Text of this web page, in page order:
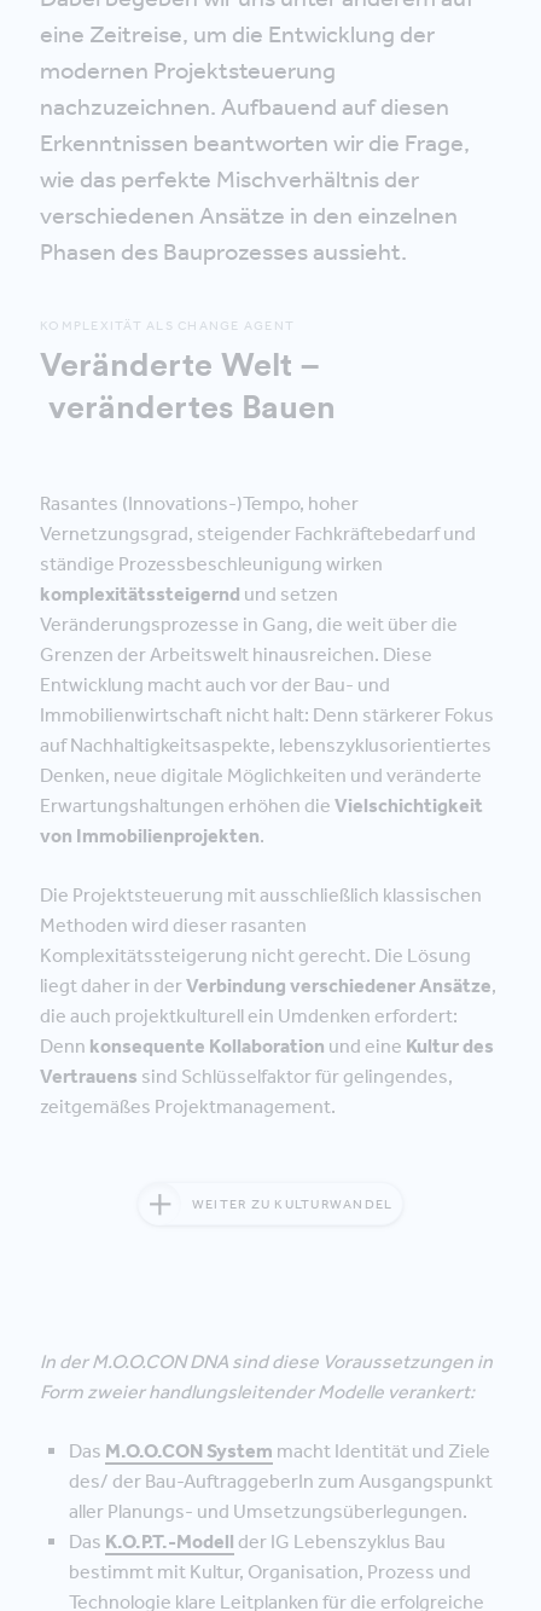
eine Zeitreise, um die Entwicklung der
modernen Projektsteuerung
nachzuzeichnen. Aufbauend auf diesen
Erkenntnissen beantworten wir die Frage,
wie das perfekte Mischverhältnis der
verschiedenen Ansätze in den einzelnen
Phasen des Bauprozesses aussieht.
KOMPLEXITÄT ALS CHANGE AGENT
Veränderte Welt –
verändertes Bauen
Rasantes (Innovations-)Tempo, hoher
Vernetzungsgrad, steigender Fachkräftebedarf und
ständige Prozessbeschleunigung wirken
komplexitätssteigernd und setzen
Veränderungsprozesse in Gang, die weit über die
Grenzen der Arbeitswelt hinausreichen. Diese
Entwicklung macht auch vor der Bau- und
Immobilienwirtschaft nicht halt: Denn stärkerer Fokus
auf Nachhaltigkeitsaspekte, lebenszyklusorientiertes
Denken, neue digitale Möglichkeiten und veränderte
Erwartungshaltungen erhöhen die Vielschichtigkeit
von Immobilienprojekten.
Die Projektsteuerung mit ausschließlich klassischen
Methoden wird dieser rasanten
Komplexitätssteigerung nicht gerecht. Die Lösung
liegt daher in derVerbindung verschiedener Ansätze,
die auch projektkulturell ein Umdenken erfordert:
Denn konsequente Kollaboration und eine Kultur des
Vertrauens sind Schlüsselfaktor für gelingendes,
zeitgemäßes Projektmanagement.
WEITER ZU KULTURWANDEL
In der M.O.O.CON DNA sind diese Voraussetzungen in
Form zweier handlungsleitender Modelle verankert:
Das M.O.O.CON System macht Identität und Ziele
des/ der Bau-AuftraggeberIn zum Ausgangspunkt
aller Planungs- und Umsetzungsüberlegungen.
Das K.O.P.T.-Modell der IG Lebenszyklus Bau
bestimmt mit Kultur, Organisation, Prozess und
Technologie klare Leitplanken für die erfolgreiche